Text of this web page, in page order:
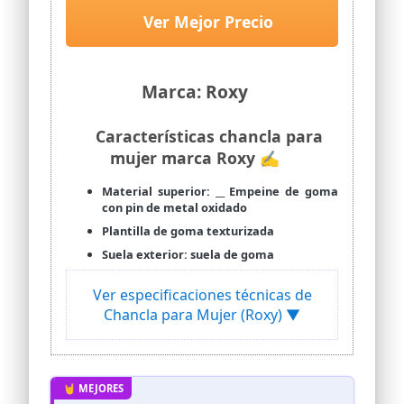
goma 100%, garantizan durabilidad y
jabón neutro. Evitar productos químicos
para conservar su forma, color y
características originales
Marca: Roxy
Ver Mejor Precio
Características chancla para
mujer marca Roxy ✍
Material superior: __ Empeine de goma
con pin de metal oxidado
Plantilla de goma texturizada
Suela exterior: suela de goma
Ver especificaciones técnicas de
Chancla para Mujer (Roxy) ▼